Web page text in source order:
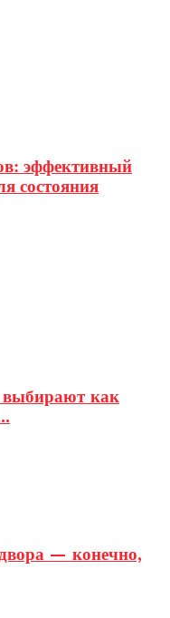
эффективный
состояния
выбирают как
— конечно,